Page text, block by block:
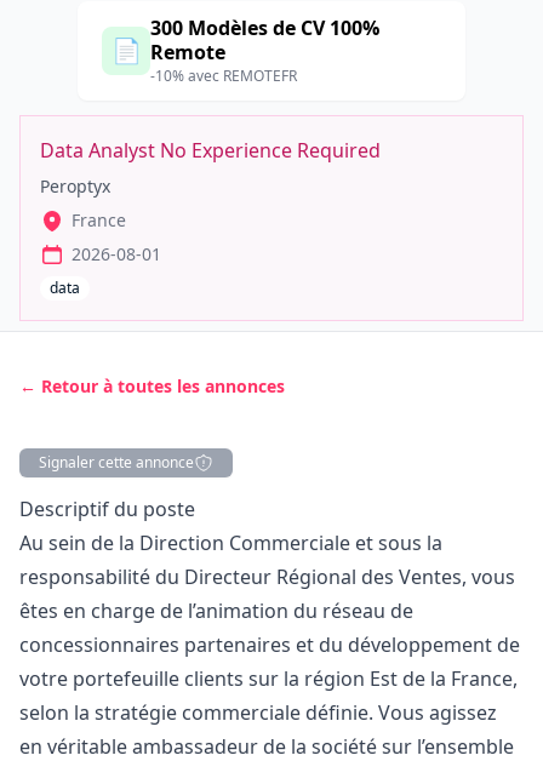
📄
300 Modèles de CV 100%
Remote
-10% avec REMOTEFR
Data Analyst No Experience Required
Peroptyx
France
2026-08-01
data
← Retour à toutes les annonces
Signaler cette annonce
Description
Descriptif du poste
Au sein de la Direction Commerciale et sous la
responsabilité du Directeur Régional des Ventes, vous
êtes en charge de l’animation du réseau de
concessionnaires partenaires et du développement de
votre portefeuille clients sur la région Est de la France,
selon la stratégie commerciale définie. Vous agissez
en véritable ambassadeur de la société sur l’ensemble